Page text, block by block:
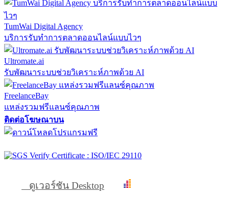
TumWai Digital Agency
บริการรับทำการตลาดออนไลน์แบบไวๆ
Ultromate.ai
รับพัฒนาระบบช่วยวิเคราะห์ภาพด้วย AI
FreelanceBay
แหล่งรวมฟรีแลนซ์คุณภาพ
ติดต่อโฆษณาบน
ดูเวอร์ชัน Desktop